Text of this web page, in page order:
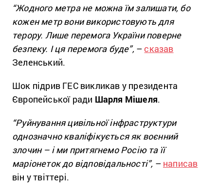
“Жодного метра не можна їм залишати, бо
кожен метр вони використовують для
терору. Лише перемога України поверне
безпеку. І ця перемога буде”,– сказав
Зеленський.
Шок підрив ГЕС викликав у президента
Європейської ради Шарля Мішеля.
“Руйнування цивільної інфраструктури
однозначно кваліфікується як воєнний
злочин – і ми притягнемо Росію та її
маріонеток до відповідальності”, – написав
він у твіттері.